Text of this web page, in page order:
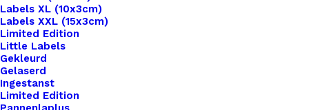
Labels XL (10x3cm)
Labels XXL (15x3cm)
Limited Edition
Little Labels
Gekleurd
Gelaserd
Ingestanst
Limited Edition
Home
Haken & Breien
Aqua Set Steekmarkeerders/ Progress Keepers Met
Gedroogde Bloemetjes
Aqua Set